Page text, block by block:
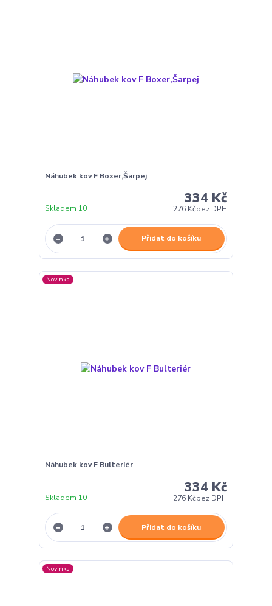
Náhubek kov F Boxer,Šarpej
334 Kč
276 Kčbez DPH
Skladem 10
Přidat do košíku
Novinka
Náhubek kov F Bulteriér
334 Kč
276 Kčbez DPH
Skladem 10
Přidat do košíku
Novinka